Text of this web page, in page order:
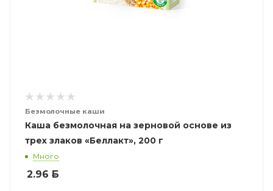
Безмолочные каши
Каша безмолочная на зерновой основе из
трех злаков «Беллакт», 200 г
Много
2.96 Б